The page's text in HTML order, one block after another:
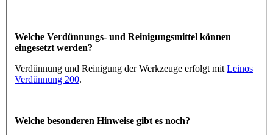
Welche Verdünnungs- und Reinigungsmittel können
eingesetzt werden?
Verdünnung und Reinigung der Werkzeuge erfolgt mit Leinos
Verdünnung 200.
Welche besonderen Hinweise gibt es noch?